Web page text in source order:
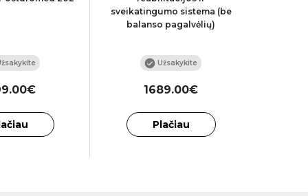
sveikatingumo sistema (be
balanso pagalvėlių)
Užsakykite
1689.00€
Plačiau